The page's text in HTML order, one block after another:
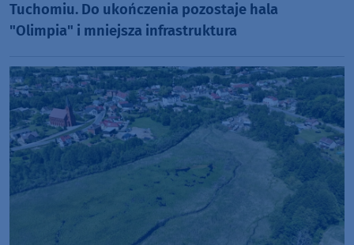
Tuchomiu. Do ukończenia pozostaje hala
"Olimpia" i mniejsza infrastruktura